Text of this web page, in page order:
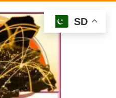
SD